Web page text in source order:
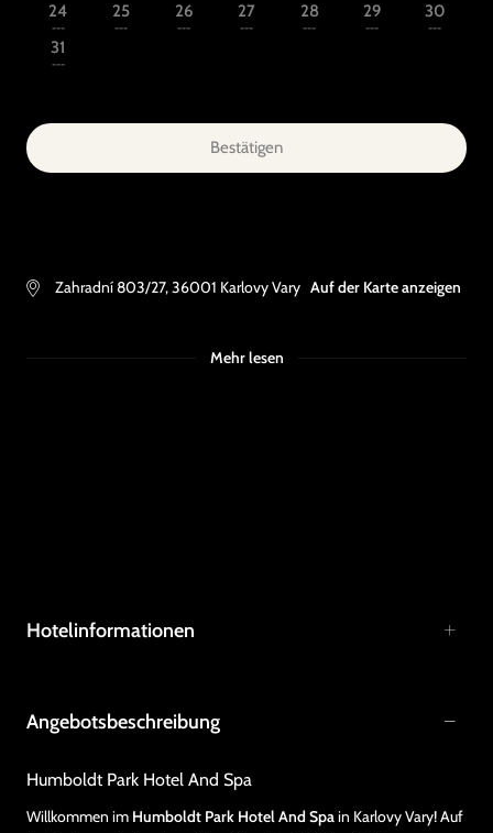
24
---
25
---
26
---
27
---
28
---
29
---
30
---
31
---
Bestätigen
Zahradní 803/27,36001 Karlovy Vary Auf der Karte anzeigen
Mehr lesen
Hotelinformationen
Angebotsbeschreibung
Humboldt Park Hotel And Spa
Willkommen im Humboldt Park Hotel And Spain Karlovy Vary! Auf